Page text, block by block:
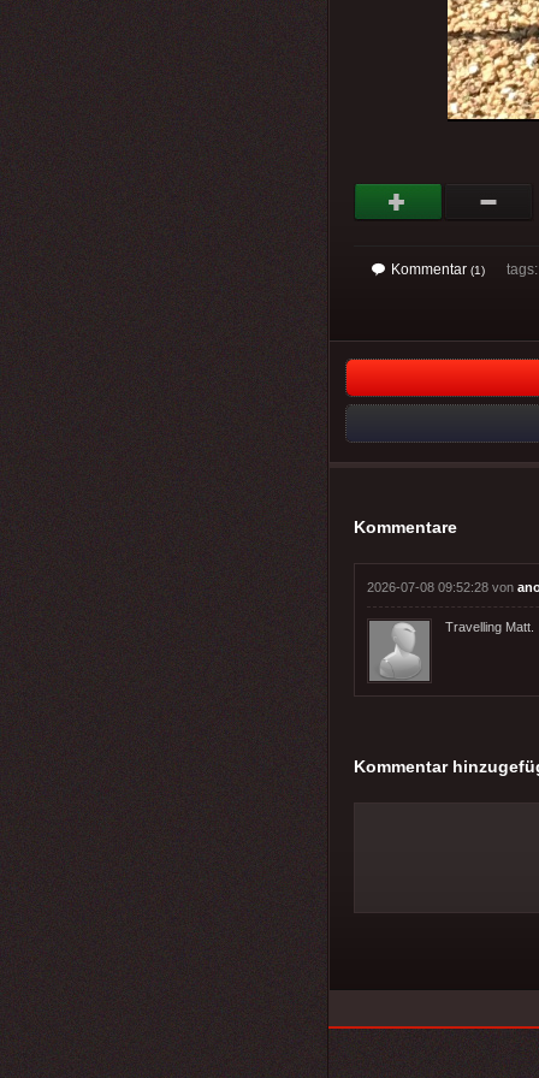
Kommentar (1) tags:
Kommentare
2026-07-08 09:52:28 von
Travelling Matt.
Kommentar